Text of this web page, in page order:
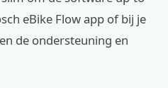
eBike Flow app of bij je
de ondersteuning en